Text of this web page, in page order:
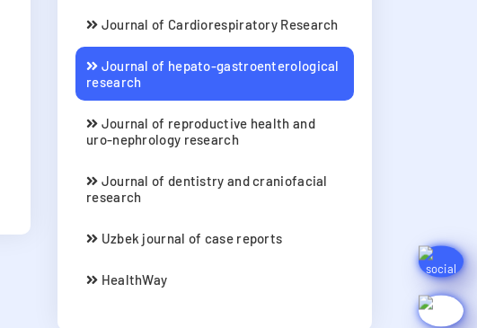
Journal of Cardiorespiratory Research
Journal of hepato-gastroenterological
research
Journal of reproductive health and
uro-nephrology research
Journal of dentistry and craniofacial
research
Uzbek journal of case reports
HealthWay